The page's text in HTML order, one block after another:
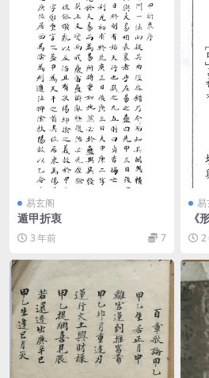
易玄阁
遁甲折衷
3 年前 7
《
0页2